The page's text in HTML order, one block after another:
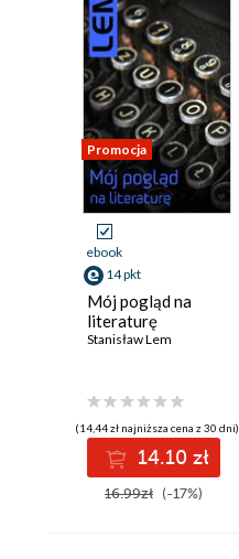
Promocja
ebook
14 pkt
Mój pogląd na
literaturę
Stanisław Lem
(14,44 zł najniższa cena z 30 dni)
14.10 zł
16.99zł (-17%)